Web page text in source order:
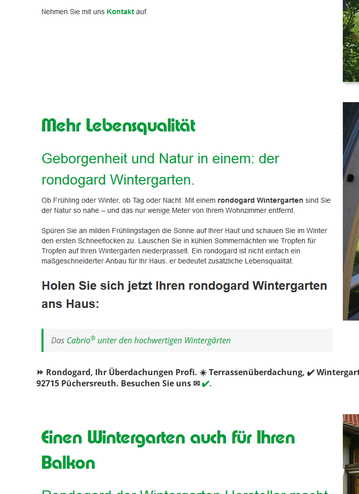
⏩ Rondogard, Ihr Überdachungen Profi. ☀️ Terrassenüberdachung, ✔️
92715 Püchersreuth. Besuchen Sie uns ✉✔️.